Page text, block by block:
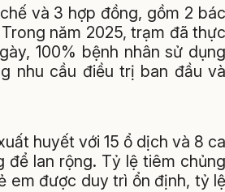
và 3 hợp đồng, gồm 2 bác
năm 2025, trạm đã thực
100% bệnh nhân sử dụng
nhu cầu điều trị ban đầu và
huyết với 15 ổ dịch và 8 ca
lan rộng. Tỷ lệ tiêm chủng
em được duy trì ổn định, tỷ lệ